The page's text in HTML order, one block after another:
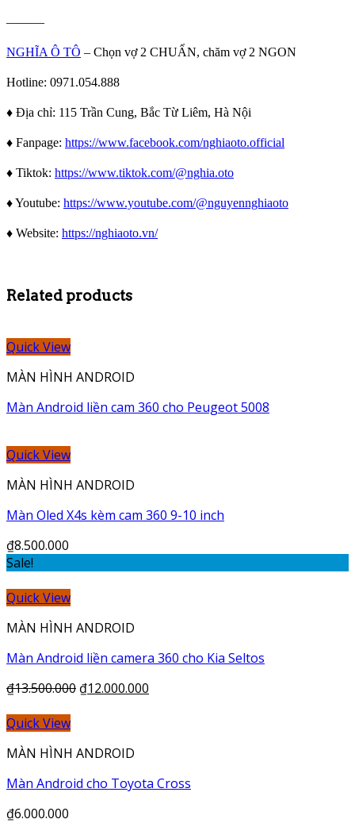
———
NGHĨA Ô TÔ – Chọn vợ 2 CHUẨN, chăm vợ 2 NGON
Hotline: 0971.054.888
♦️ Địa chỉ: 115 Trần Cung, Bắc Từ Liêm, Hà Nội
♦️ Fanpage: https://www.facebook.com/nghiaoto.official
♦️ Tiktok: https://www.tiktok.com/@nghia.oto
♦️ Youtube: https://www.youtube.com/@nguyennghiaoto
♦️ Website: https://nghiaoto.vn/
Related products
Quick View
MÀN HÌNH ANDROID
Màn Android liền cam 360 cho Peugeot 5008
Quick View
MÀN HÌNH ANDROID
Màn Oled X4s kèm cam 360 9-10 inch
₫8.500.000
Sale!
Quick View
MÀN HÌNH ANDROID
Màn Android liền camera 360 cho Kia Seltos
₫13.500.000 ₫12.000.000
Quick View
MÀN HÌNH ANDROID
Màn Android cho Toyota Cross
₫6.000.000